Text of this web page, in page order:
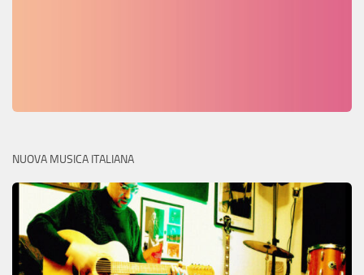
NUOVA MUSICA ITALIANA